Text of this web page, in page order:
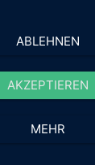
ABLEHNEN
AKZEPTIEREN
MEHR